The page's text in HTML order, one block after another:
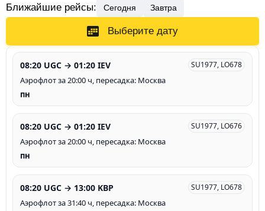
Ближайшие рейсы: Сегодня Завтра
Выберите дату
08:20 UGC → 01:20 IEV SU1977, LO678
Аэрофлот за 20:00 ч, пересадка: Москва
пн
08:20 UGC → 01:20 IEV SU1977, LO676
Аэрофлот за 20:00 ч, пересадка: Москва
пн
08:20 UGC → 13:00 KBP SU1977, LO678
Аэрофлот за 31:40 ч, пересадка: Москва